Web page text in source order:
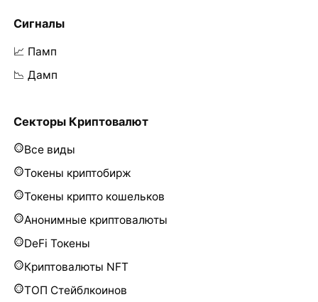
Сигналы
📈 Памп
📉 Дамп
Секторы Криптовалют
Все виды
Токены криптобирж
Токены крипто кошельков
Анонимные криптовалюты
DeFi Токены
Криптовалюты NFT
ТОП Стейблкоинов